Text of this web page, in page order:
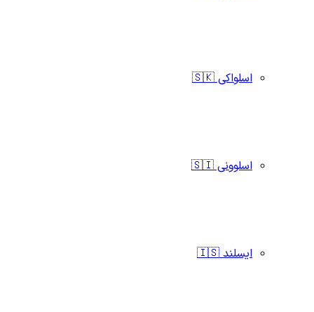
اسلواکی 🇸🇰
اسلوونی 🇸🇮
ایسلند 🇮🇸